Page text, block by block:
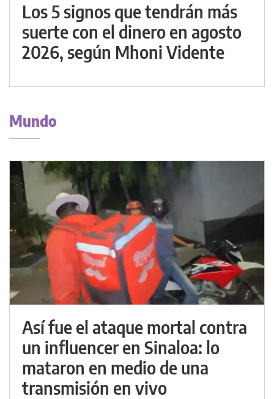
Los 5 signos que tendrán más
suerte con el dinero en agosto
2026, según Mhoni Vidente
Mundo
Así fue el ataque mortal contra
un influencer en Sinaloa: lo
mataron en medio de una
transmisión en vivo